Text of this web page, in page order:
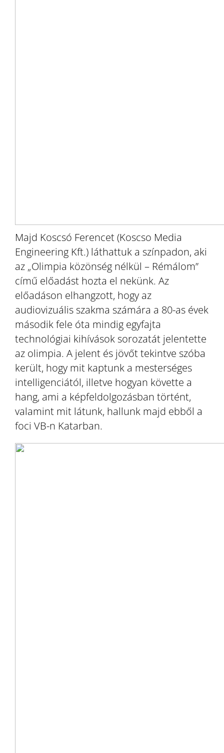
Majd Koscsó Ferencet (Koscso Media
Engineering Kft.) láthattuk a színpadon, aki
az „Olimpia közönség nélkül – Rémálom”
című előadást hozta el nekünk. Az
előadáson elhangzott, hogy az
audiovizuális szakma számára a 80-as évek
második fele óta mindig egyfajta
technológiai kihívások sorozatát jelentette
az olimpia. A jelent és jövőt tekintve szóba
került, hogy mit kaptunk a mesterséges
intelligenciától, illetve hogyan követte a
hang, ami a képfeldolgozásban történt,
valamint mit látunk, hallunk majd ebből a
foci VB-n Katarban.